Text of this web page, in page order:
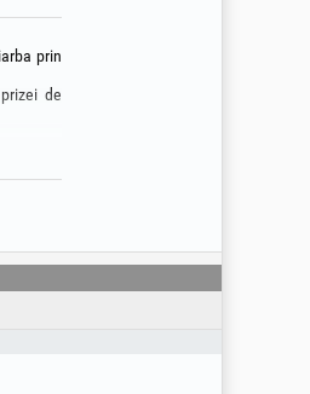
prin
de
Roti de
are